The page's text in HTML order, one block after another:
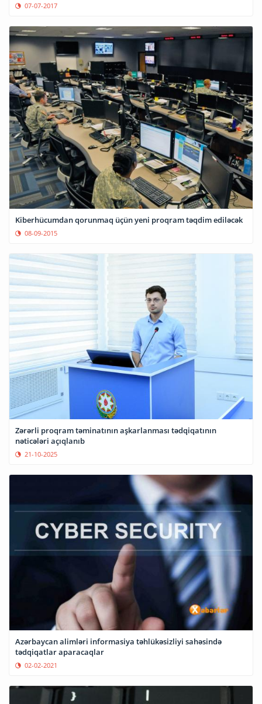
07-07-2017
Kiberhücumdan qorunmaq üçün yeni proqram təqdim ediləcək
08-09-2015
Zərərli proqram təminatının aşkarlanması tədqiqatının
nəticələri açıqlanıb
21-10-2025
Azərbaycan alimləri informasiya təhlükəsizliyi sahəsində
tədqiqatlar aparacaqlar
02-02-2021